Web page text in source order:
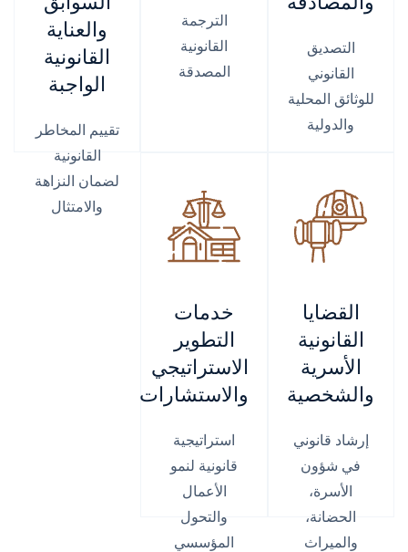
التصديق
القانوني
للوثائق المحلية
والدولية
الترجمة
القانونية
المصدقة
والعناية
القانونية
الواجبة
تقييم المخاطر
القانونية
لضمان النزاهة
والامتثال
القضايا
القانونية
الأسرية
والشخصية
إرشاد قانوني
في شؤون
الأسرة،
الحضانة،
والميراث
خدمات
التطوير
الاستراتيجي
والاستشارات
استراتيجية
قانونية لنمو
الأعمال
والتحول
المؤسسي